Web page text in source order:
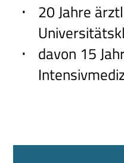
20 Jahre
davon 15